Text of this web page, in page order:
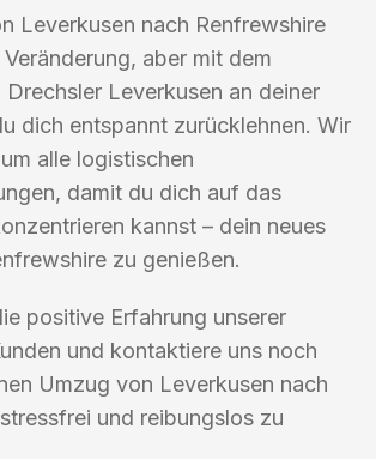
Leverkusen nach Renfrewshire
aber mit dem
Leverkusen an deiner
dich entspannt zurücklehnen. Wir
alle logistischen
damit du dich auf das
kannst – dein neues
zu genießen.
positive Erfahrung unserer
und kontaktiere uns noch
Umzug von Leverkusen nach
und reibungslos zu